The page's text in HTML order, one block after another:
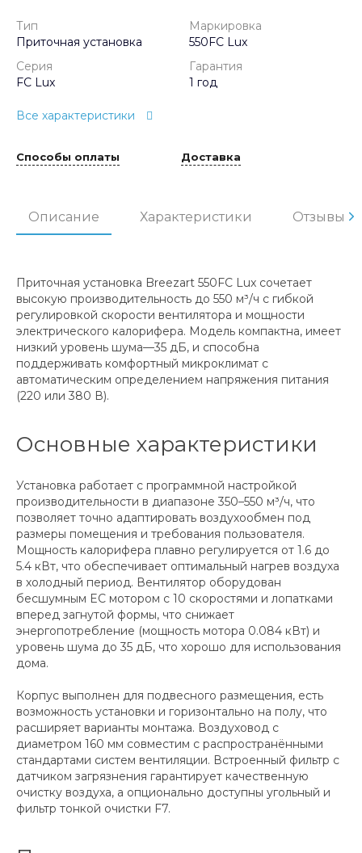
Тип
Приточная установка
Маркировка
550FC Lux
Серия
FC Lux
Гарантия
1 год
Все характеристики
Способы оплаты Доставка
Описание Характеристики Отзывы
Приточная установка Breezart 550FC Lux сочетает
высокую производительность до 550 м³/ч с гибкой
регулировкой скорости вентилятора и мощности
электрического калорифера. Модель компактна, имеет
низкий уровень шума—35 дБ, и способна
поддерживать комфортный микроклимат с
автоматическим определением напряжения питания
(220 или 380 В).
Основные характеристики
Установка работает с программной настройкой
производительности в диапазоне 350–550 м³/ч, что
позволяет точно адаптировать воздухообмен под
размеры помещения и требования пользователя.
Мощность калорифера плавно регулируется от 1.6 до
5.4 кВт, что обеспечивает оптимальный нагрев воздуха
в холодный период. Вентилятор оборудован
бесшумным EC мотором с 10 скоростями и лопатками
вперед загнутой формы, что снижает
энергопотребление (мощность мотора 0.084 кВт) и
уровень шума до 35 дБ, что хорошо для использования
дома.
Корпус выполнен для подвесного размещения, есть
возможность установки и горизонтально на полу, что
расширяет варианты монтажа. Воздуховод с
диаметром 160 мм совместим с распространёнными
стандартами систем вентиляции. Встроенный фильтр с
датчиком загрязнения гарантирует качественную
очистку воздуха, а опционально доступны угольный и
фильтр тонкой очистки F7.